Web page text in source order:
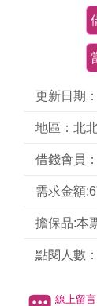
更新日期
地區：北
借錢會員
需求金額
擔保品:本
點閱人數
線上留言